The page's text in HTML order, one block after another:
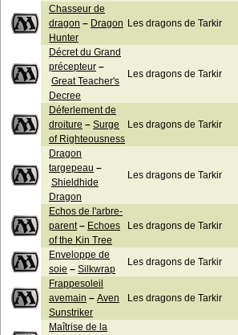
Chasseur de
dragon – Dragon
Hunter
Les dragons de Tarkir
Décret du Grand
précepteur –
Great Teacher's
Decree
Les dragons de Tarkir
Déferlement de
droiture – Surge
of Righteousness
Les dragons de Tarkir
Dragon
targepeau –
Shieldhide
Dragon
Les dragons de Tarkir
Echos de l'arbre-
parent– Echoes
of the Kin Tree
Les dragons de Tarkir
Enveloppe de
soie – Silkwrap
Les dragons de Tarkir
Frappesoleil
avemain – Aven
Sunstriker
Les dragons de Tarkir
Maîtrise de la